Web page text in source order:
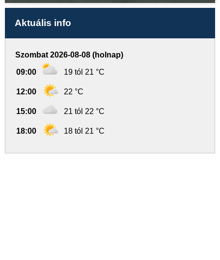
Aktuális info
Szombat 2026-08-08 (holnap)
09:00 19 tól 21 °C
12:00 22 °C
15:00 21 tól 22 °C
18:00 18 tól 21 °C